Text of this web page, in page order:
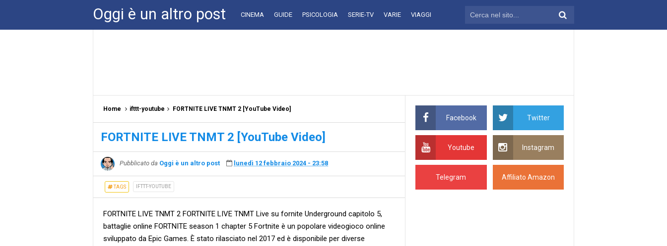
Oggi è un altro post CINEMA GUIDE PSICOLOGIA SERIE-TV VARIE VIAGGI
Home ifttt-youtube FORTNITE LIVE TNMT 2 [YouTube Video]
FORTNITE LIVE TNMT 2 [YouTube Video]
Pubblicato da Oggi è un altro post lunedì 12 febbraio 2024 - 23:58
TAGS IFTTT-YOUTUBE
FORTNITE LIVE TNMT 2 FORTNITE LIVE TNMT Live su fornite Underground capitolo 5,
battaglie online FORTNITE season 1 chapter 5 Fortnite è un popolare videogioco online
sviluppato da Epic Games. È stato rilasciato nel 2017 ed è disponibile per diverse
Facebook Twitter
Youtube Instagram
Telegram Affiliato Amazon